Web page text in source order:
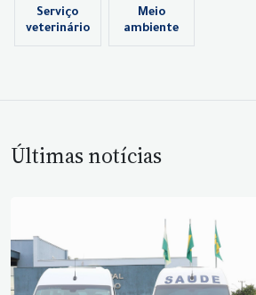
Serviço
veterinário
Meio
ambiente
Últimas notícias